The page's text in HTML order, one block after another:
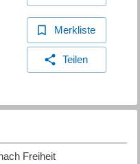
Merkliste
Teilen
Freiheit